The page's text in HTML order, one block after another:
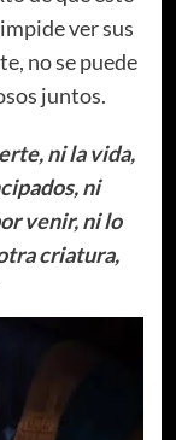
ver sus
no se puede
juntos.
ni la vida,
ni
venir, ni lo
criatura,